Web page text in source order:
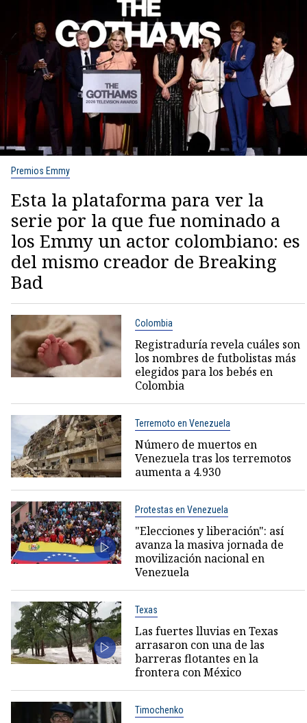
Premios Emmy
Esta la plataforma para ver la
serie por la que fue nominado a
los Emmy un actor colombiano: es
del mismo creador de Breaking
Bad
Colombia
Registraduría revela cuáles son
los nombres de futbolistas más
elegidos para los bebés en
Colombia
Terremoto en Venezuela
Número de muertos en
Venezuela tras los terremotos
aumenta a 4.930
Protestas en Venezuela
"Elecciones y liberación": así
avanza la masiva jornada de
movilización nacional en
Venezuela
Texas
Las fuertes lluvias en Texas
arrasaron con una de las
barreras flotantes en la
frontera con México
Timochenko